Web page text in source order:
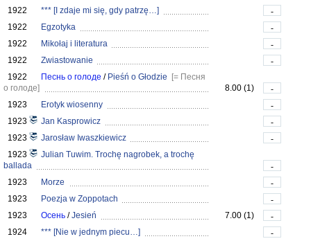
1922
*** [I zdaje mi się, gdy patrzę…]
-
1922
Egzotyka
-
1922
Mikołaj i literatura
-
1922
Zwiastowanie
-
1922
Песнь о голоде / Pieśń o Głodzie
[= Песня
о голоде]
8.00 (1)
-
1923
Erotyk wiosenny
-
1923
Jan Kasprowicz
-
1923
Jarosław Iwaszkiewicz
-
1923
Julian Tuwim. Trochę nagrobek, a trochę
ballada
-
1923
Morze
-
1923
Poezja w Zoppotach
-
1923
Осень /Jesień 7.00 (1)
-
1924
*** [Nie w jednym piecu…]
-